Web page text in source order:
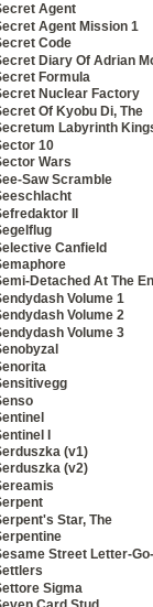
Agent
Agent Mission 1
Code
Diary Of Adrian
Formula
Nuclear Factory
Of Kyobu Di, The
Labyrinth
10
Wars
Saw Scramble
II
Canfield
Detached At The
Volume 1
Volume 2
Volume 3
I
(v1)
(v2)
Star, The
Street Letter-
Sigma